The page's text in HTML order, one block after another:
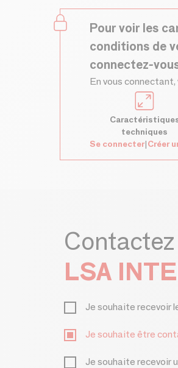
Pour voir les
conditions de
connectez-
En vous
techniques
Se connecter|Créer
LSA
Je souhaite recevoir
Je souhaite être
Je souhaite recevoir